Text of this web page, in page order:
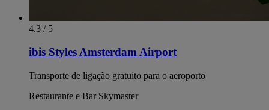
4.3 / 5
ibis Styles Amsterdam Airport
Transporte de ligação gratuito para o aeroporto
Restaurante e Bar Skymaster